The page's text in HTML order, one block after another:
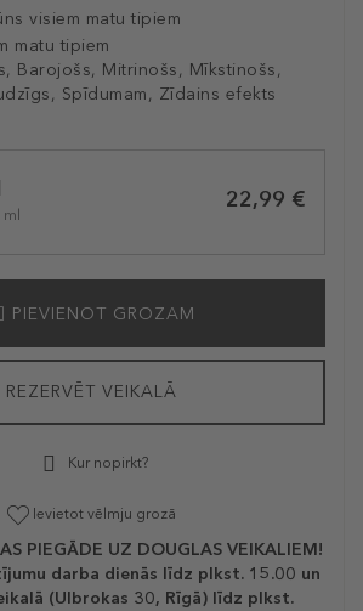
visiem matu tipiem
matu tipiem
Barojošs, Mitrinošs, Mīkstinošs,
Spīdumam, Zīdains efekts
22,99 €
PIEVIENOT GROZAM
REZERVĒT VEIKALĀ
Kur nopirkt?
Ievietot vēlmju grozā
PIEGĀDE UZ DOUGLAS VEIKALIEM!
darba dienās līdz plkst. 15.00 un
(Ulbrokas 30, Rīgā) līdz plkst.